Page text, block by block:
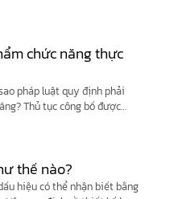
chức năng thực
pháp luật quy định phải
Thủ tục công bố được
thế nào?
hiệu có thể nhận biết bằng